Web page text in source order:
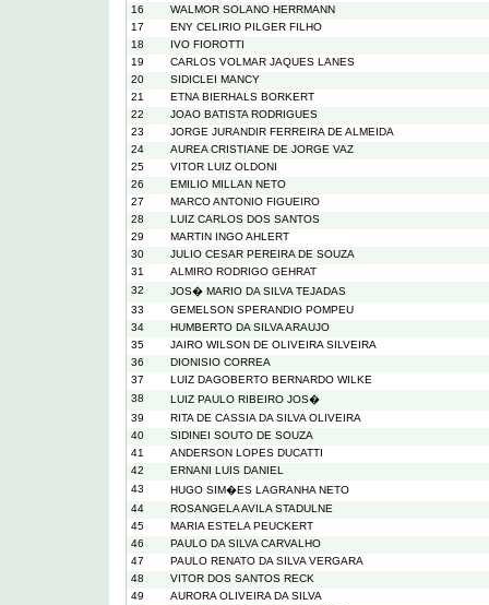
16
WALMOR SOLANO HERRMANN
17
ENY CELIRIO PILGER FILHO
18
IVO FIOROTTI
19
CARLOS VOLMAR JAQUES LANES
20
SIDICLEI MANCY
21
ETNA BIERHALS BORKERT
22
JOAO BATISTA RODRIGUES
23
JORGE JURANDIR FERREIRA DE ALMEIDA
24
AUREA CRISTIANE DE JORGE VAZ
25
VITOR LUIZ OLDONI
26
EMILIO MILLAN NETO
27
MARCO ANTONIO FIGUEIRO
28
LUIZ CARLOS DOS SANTOS
29
MARTIN INGO AHLERT
30
JULIO CESAR PEREIRA DE SOUZA
31
ALMIRO RODRIGO GEHRAT
32
JOS� MARIO DA SILVA TEJADAS
33
GEMELSON SPERANDIO POMPEU
34
HUMBERTO DA SILVA ARAUJO
35
JAIRO WILSON DE OLIVEIRA SILVEIRA
36
DIONISIO CORREA
37
LUIZ DAGOBERTO BERNARDO WILKE
38
LUIZ PAULO RIBEIRO JOS�
39
RITA DE CASSIA DA SILVA OLIVEIRA
40
SIDINEI SOUTO DE SOUZA
41
ANDERSON LOPES DUCATTI
42
ERNANI LUIS DANIEL
43
HUGO SIM�ES LAGRANHA NETO
44
ROSANGELA AVILA STADULNE
45
MARIA ESTELA PEUCKERT
46
PAULO DA SILVA CARVALHO
47
PAULO RENATO DA SILVA VERGARA
48
VITOR DOS SANTOS RECK
49
AURORA OLIVEIRA DA SILVA